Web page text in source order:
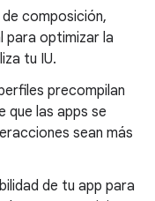
composición,
para optimizar la
tu IU.
precompilan
que las apps se
sean más
de tu app para